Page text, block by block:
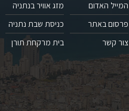
המייל האדום
פרסום באתר
צור קשר
מזג אוויר בנתניה
כניסת שבת נתניה
בית מרקחת תורן